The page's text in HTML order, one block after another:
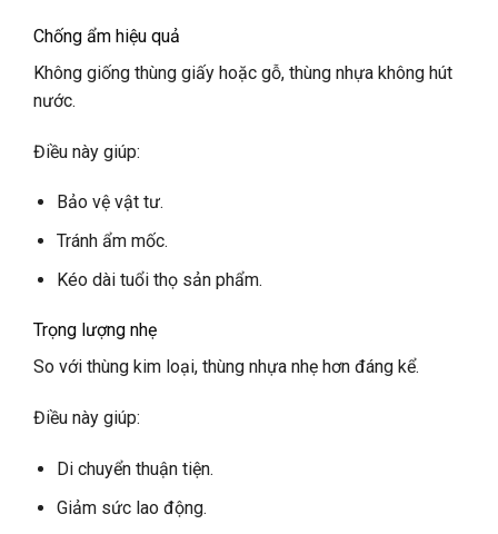
Chống ẩm hiệu quả
Không giống thùng giấy hoặc gỗ, thùng nhựa không hút
nước.
Điều này giúp:
Bảo vệ vật tư.
Tránh ẩm mốc.
Kéo dài tuổi thọ sản phẩm.
Trọng lượng nhẹ
So với thùng kim loại, thùng nhựa nhẹ hơn đáng kể.
Điều này giúp:
Di chuyển thuận tiện.
Giảm sức lao động.